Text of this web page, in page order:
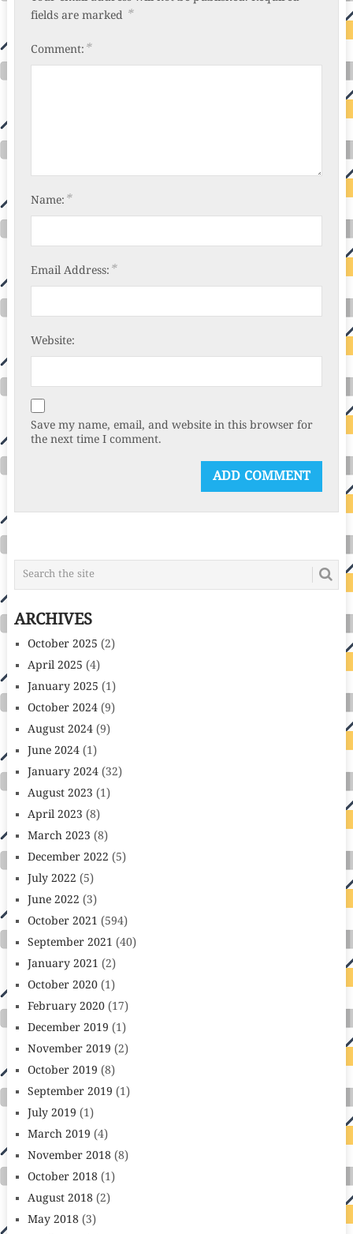
fields are marked *
Comment: *
Name: *
Email Address: *
Website:
Save my name, email, and website in this browser for
the next time I comment.
ARCHIVES
October 2025 (2)
April 2025 (4)
January 2025 (1)
October 2024(9)
August 2024(9)
June 2024(1)
January 2024(32)
August 2023 (1)
April 2023 (8)
March 2023 (8)
December 2022 (5)
July 2022 (5)
June 2022 (3)
October 2021 (594)
September 2021 (40)
January 2021 (2)
October 2020(1)
February 2020(17)
December 2019 (1)
November 2019 (2)
October 2019 (8)
September 2019 (1)
July 2019 (1)
March 2019 (4)
November 2018(8)
October 2018(1)
August 2018(2)
May 2018(3)